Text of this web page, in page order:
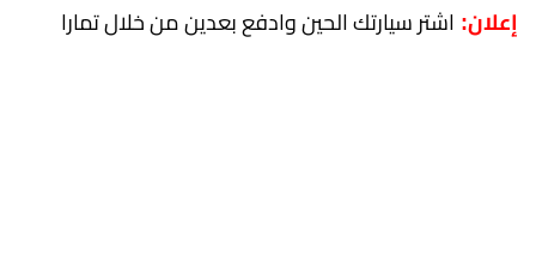
إعلان: اشتر سيارتك الحين وادفع بعدين من خلال تمارا